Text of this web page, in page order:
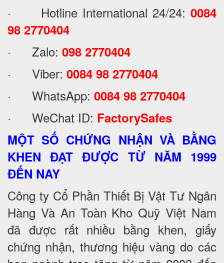
· Hotline International 24/24: 0084
98 2770404
· Zalo: 098 2770404
· Viber: 0084 98 2770404
· WhatsApp: 0084 98 2770404
· WeChat ID: FactorySafes
MỘT SỐ CHỨNG NHẬN VÀ BẰNG
KHEN ĐẠT ĐƯỢC TỪ NĂM 1999
ĐẾN NAY
Công ty Cổ Phần Thiết Bị Vật Tư Ngân
Hàng Và An Toàn Kho Quỹ Việt Nam
đã được rất nhiều bằng khen, giấy
chứng nhận, thương hiệu vàng do các